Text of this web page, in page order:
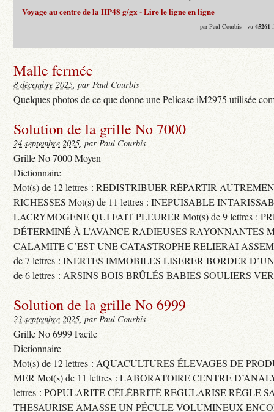
Voyage au centre de la HP48 g/gx - Lire le ligne en ligne
par Paul Courbis - vu45261
Malle fermée
8 décembre 2025, par Paul Courbis
Quelques photos de ce que donne une Pelicase iM2975 utilisée
Solution de la grille No 7000
24 septembre 2025, par Paul Courbis
Grille No 7000 Moyen
Dictionnaire
Mot(s) de 12 lettres : REDISTRIBUER RÉPARTIR
RICHESSES Mot(s) de 11 lettres : INEPUISABLE
LACRYMOGENE QUI FAIT PLEURER Mot(s) de 9 lettres :
DÉTERMINÉ À L’AVANCE RADIEUSES RAYONNANTES
CALAMITE C’EST UNE CATASTROPHE RELIERAI
de 7 lettres : INERTES IMMOBILES LISERER BORDER
de 6 lettres : ARSINS BOIS BRÛLÉS BABIES SOULIERS
Solution de la grille No 6999
23 septembre 2025, par Paul Courbis
Grille No 6999 Facile
Dictionnaire
Mot(s) de 12 lettres : AQUACULTURES ÉLEVAGES DE
MER Mot(s) de 11 lettres : LABORATOIRE CENTRE
lettres : POPULARITE CÉLÉBRITÉ REGULARISE RÈGLE
THESAURISE AMASSE UN PÉCULE VOLUMINEUX